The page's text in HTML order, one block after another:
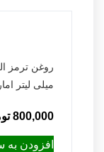
میلی لیتر
800,000
افزودن به